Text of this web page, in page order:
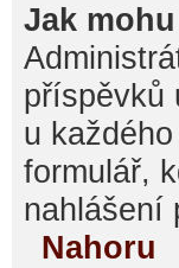
Jak
příspěvků
u
formulář,
nahlášení
Nahoru